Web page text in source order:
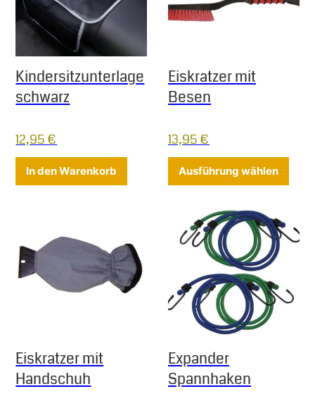
Kindersitzunterlage
schwarz
12,95€
In den Warenkorb
Eiskratzer mit
Besen
13,95€
Ausführung wählen
Eiskratzer mit
Handschuh
Expander
Spannhaken